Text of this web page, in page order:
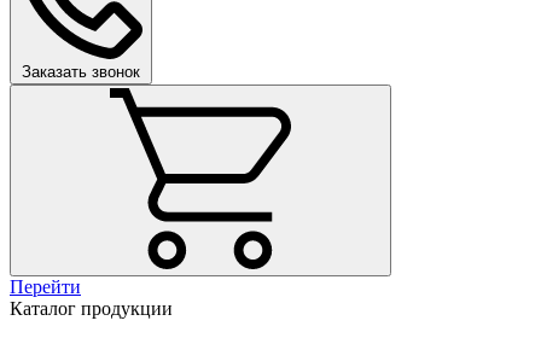
Заказать звонок
Перейти
Каталог продукции